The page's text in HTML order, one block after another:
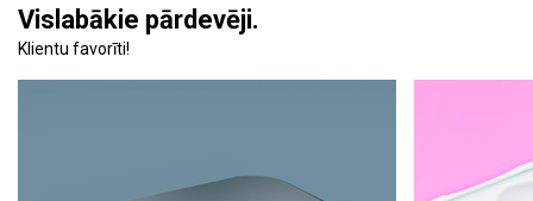
Vislabākie pārdevēji.
Klientu favorīti!